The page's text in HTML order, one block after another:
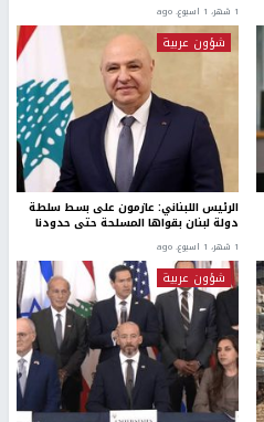
1 شهر، 1 اسبوع. ago
شؤون عربية
الرئيس اللبناني: عازمون على بسط سلطة
دولة لبنان بقواها المسلحة حتى حدودنا
1 شهر، 1 اسبوع. ago
شؤون عربية